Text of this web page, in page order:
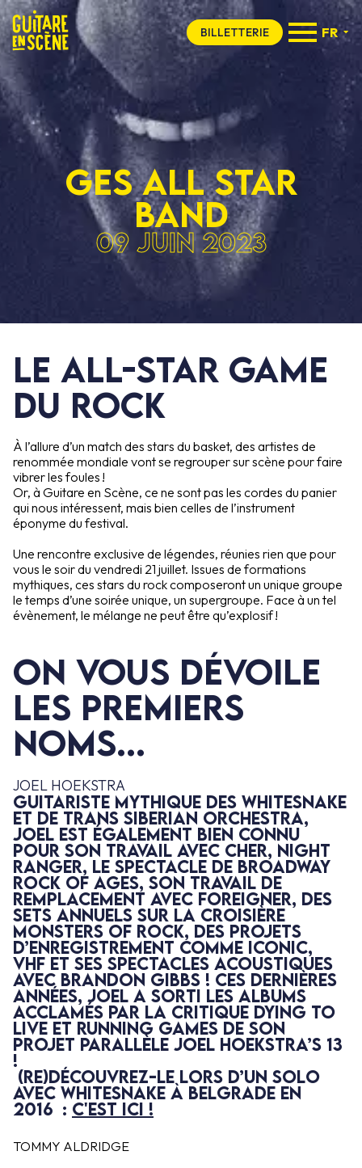
BILLETTERIE FR
GES ALL STAR
BAND
09 juin 2023
Le All-star Game
du ROCK
À l’allure d’un match des stars du basket, des artistes de
renommée mondiale vont se regrouper sur scène pour faire
vibrer les foules !
Or, à Guitare en Scène, ce ne sont pas les cordes du panier
qui nous intéressent, mais bien celles de l’instrument
éponyme du festival.
Une rencontre exclusive de légendes, réunies rien que pour
vous le soir du vendredi 21 juillet. Issues de formations
mythiques, ces stars du rock composeront un unique groupe
le temps d’une soirée unique, un supergroupe. Face à un tel
évènement, le mélange ne peut être qu’explosif !
On vous dévoile
les premiers
noms...
JOEL HOEKSTRA
Guitariste mythique des Whitesnake
et de Trans Siberian Orchestra,
Joel est également bien connu
pour son travail avec Cher, Night
Ranger, le spectacle de Broadway
Rock of Ages, son travail de
remplacement avec Foreigner, des
sets annuels sur la croisière
Monsters of Rock, des projets
d’enregistrement comme Iconic,
VHF et ses spectacles acoustiques
avec Brandon Gibbs ! Ces dernières
années, Joel a sorti les albums
acclamés par la critique Dying to
Live et Running Games de son
projet parallèle Joel Hoekstra’s 13
!
(Re)découvrez-le lors d’un solo
avec Whitesnake à Belgrade en
2016 : c'est ici !
TOMMY ALDRIDGE